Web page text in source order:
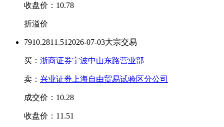
收盘价：10.78
折溢价
7910.2811.51 2026-07-03大宗交易
买： 浙商证券宁波中山东路营业部
卖： 兴业证券上海自由贸易试验区分公司
成交价：10.28
收盘价：11.51